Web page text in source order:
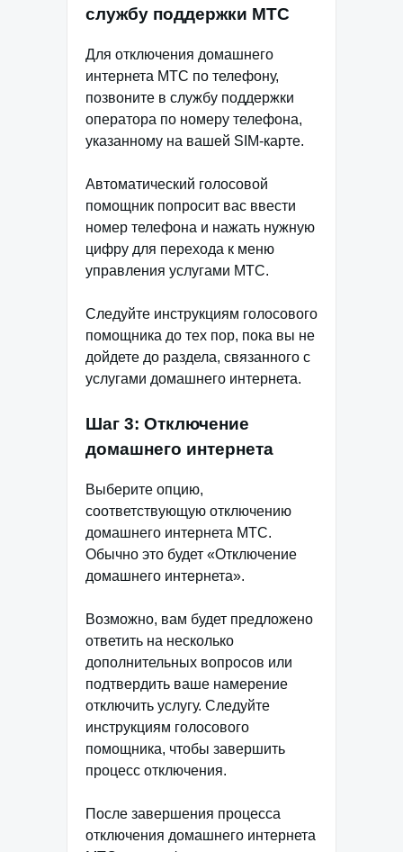
службу поддержки МТС
Для отключения домашнего
интернета МТС по телефону,
позвоните в службу поддержки
оператора по номеру телефона,
указанному на вашей SIM-карте.
Автоматический голосовой
помощник попросит вас ввести
номер телефона и нажать нужную
цифру для перехода к меню
управления услугами МТС.
Следуйте инструкциям голосового
помощника до тех пор, пока вы не
дойдете до раздела, связанного с
услугами домашнего интернета.
Шаг 3: Отключение
домашнего интернета
Выберите опцию,
соответствующую отключению
домашнего интернета МТС.
Обычно это будет «Отключение
домашнего интернета».
Возможно, вам будет предложено
ответить на несколько
дополнительных вопросов или
подтвердить ваше намерение
отключить услугу. Следуйте
инструкциям голосового
помощника, чтобы завершить
процесс отключения.
После завершения процесса
отключения домашнего интернета